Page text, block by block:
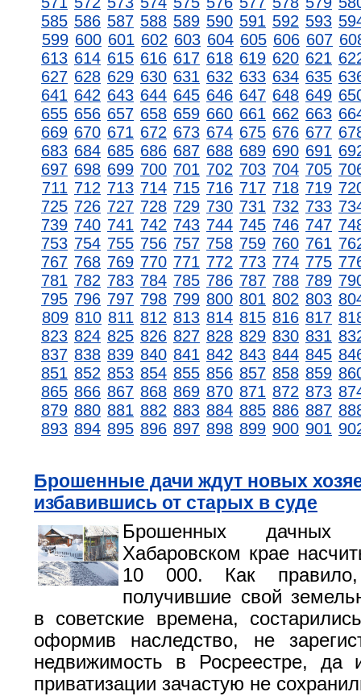
585 586 587 588 589 590 591 592 593
599 600 601 602 603 604 605 606 607
613 614 615 616 617 618 619 620 621
627 628 629 630 631 632 633 634 635
641 642 643 644 645 646 647 648 649
655 656 657 658 659 660 661 662 663
669 670 671 672 673 674 675 676 677
683 684 685 686 687 688 689 690 691
697 698 699 700 701 702 703 704 705
711 712 713 714 715 716 717 718 719
725 726 727 728 729 730 731 732 733
739 740 741 742 743 744 745 746 747
753 754 755 756 757 758 759 760 761
767 768 769 770 771 772 773 774 775
781 782 783 784 785 786 787 788 789
795 796 797 798 799 800 801 802 803
809 810 811 812 813 814 815 816 817
823 824 825 826 827 828 829 830 831
837 838 839 840 841 842 843 844 845
851 852 853 854 855 856 857 858 859
865 866 867 868 869 870 871 872 873
879 880 881 882 883 884 885 886 887
893 894 895 896 897 898 899 900 901
Брошенные дачи ждут новых
избавившись от старых в суде
Брошенных дачных
Хабаровском крае
10 000. Как
получившие свой
в советские времена,
оформив наследство, не
недвижимость в Росреестре, да
приватизации зачастую не